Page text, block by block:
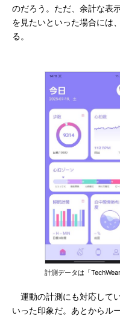
のだろう。ただ、余計な表
を見たいといった場合には
る。
計測データは「
運動の計測にも対応して
いった印象だ。あとからル